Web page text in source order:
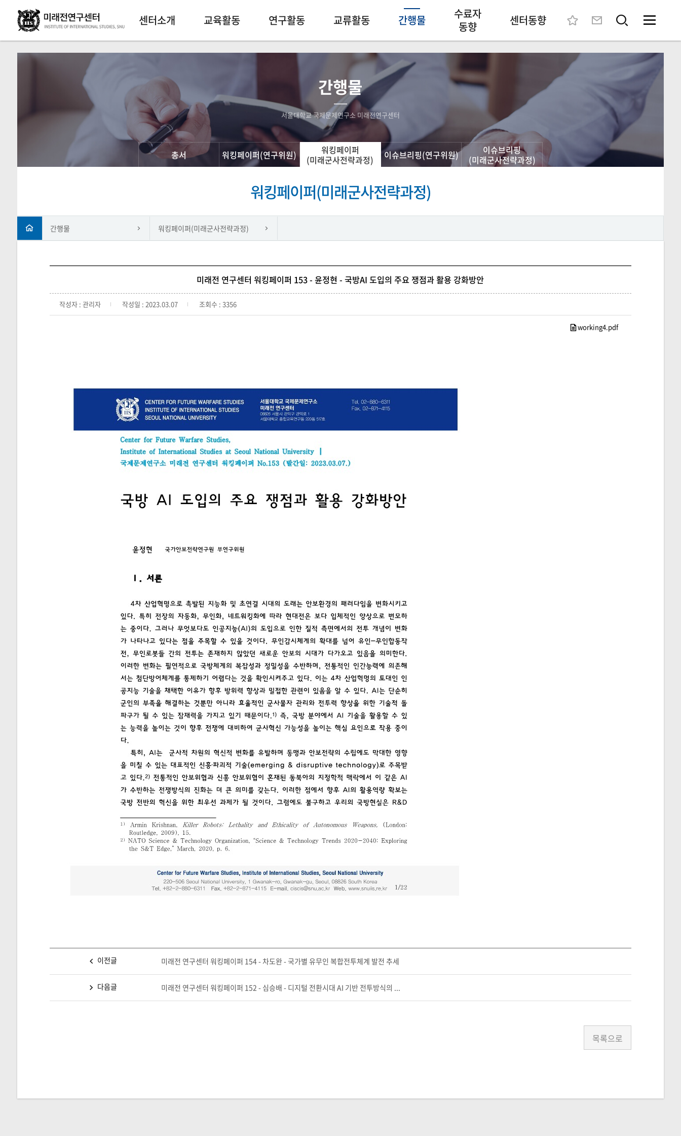
센터소개 교육활동 연구활동 교류활동 간행물
수료자
동향
센터동향
간행물
서울대학교 국제문제연구소 미래전연구센터
총서 워킹페이퍼(연구위원)
워킹페이퍼
(미래군사전략과정)
이슈브리핑(연구위원)
이슈브리핑
(미래군사전략과정)
워킹페이퍼(미래군사전략과정)
간행물 워킹페이퍼(미래군사전략과정)
미래전 연구센터 워킹페이퍼 153 - 윤정현 - 국방AI 도입의 주요 쟁점과 활용 강화방안
작성자 : 관리자 작성일 : 2023.03.07 조회수 : 3356
working4.pdf
이전글 미래전 연구센터 워킹페이퍼 154 - 차도완 - 국가별 유무인 복합전투체계 발전 추세
다음글 미래전 연구센터 워킹페이퍼 152 - 심승배 - 디지털 전환시대 AI 기반 전투방식의 ...